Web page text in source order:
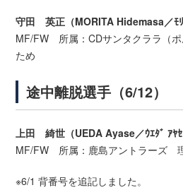
守田 英正（MORITA Hidemasa／ﾓﾘ
MF/FW 所属：CDサンタクララ（
ため
途中離脱選手（6/12）
上田 綺世（UEDA Ayase／ｳｴﾀﾞ ｱﾔｾ
MF/FW 所属：鹿島アントラーズ
※6/1 背番号を追記しました。